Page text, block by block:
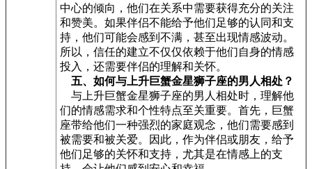
中心的倾向，他们在关系中需要获得充分的关注
和赞美。如果伴侣不能给予他们足够的认同和支
持，他们可能会感到不满，甚至出现情感波动。
所以，信任的建立不仅仅依赖于他们自身的情感
投入，还需要伴侣的理解和关怀。
五、如何与上升巨蟹金星狮子座的男人相处？
与上升巨蟹金星狮子座的男人相处时，理解他
们的情感需求和个性特点至关重要。首先，巨蟹
座带给他们一种强烈的家庭观念，他们需要感到
被需要和被关爱。因此，作为伴侣或朋友，给予
他们足够的关怀和支持，尤其是在情感上的支